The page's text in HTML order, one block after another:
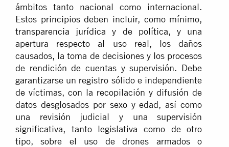
ámbitos tanto nacional como internacional.
Estos principios deben incluir, como mínimo,
transparencia jurídica y de política, y una
apertura respecto al uso real, los daños
causados, la toma de decisiones y los procesos
de rendición de cuentas y supervisión. Debe
garantizarse un registro sólido e independiente
de víctimas, con la recopilación y difusión de
datos desglosados por sexo y edad, así como
una revisión judicial y una supervisión
significativa, tanto legislativa como de otro
tipo, sobre el uso de drones armados o